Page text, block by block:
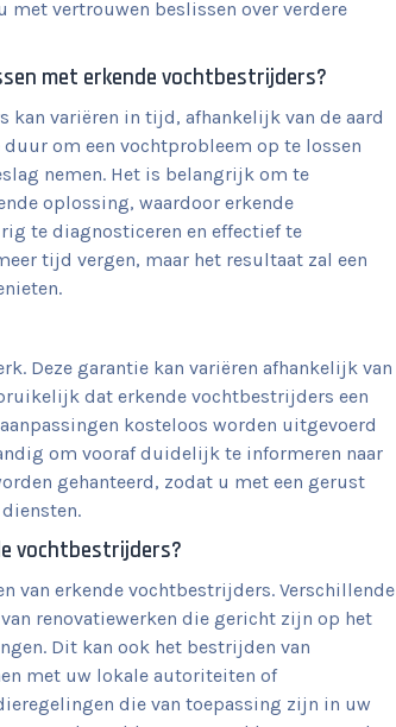
vertrouwen beslissen over verdere
met erkende vochtbestrijders?
kan variëren in tijd, afhankelijk van de aard
om een vochtprobleem op te lossen
nemen. Het is belangrijk om te
oplossing, waardoor erkende
te diagnosticeren en effectief te
tijd vergen, maar het resultaat zal een
Deze garantie kan variëren afhankelijk van
dat erkende vochtbestrijders een
kosteloos worden uitgevoerd
om vooraf duidelijk te informeren naar
gehanteerd, zodat u met een gerust
vochtbestrijders?
van erkende vochtbestrijders. Verschillende
renovatiewerken die gericht zijn op het
Dit kan ook het bestrijden van
met uw lokale autoriteiten of
die van toepassing zijn in uw